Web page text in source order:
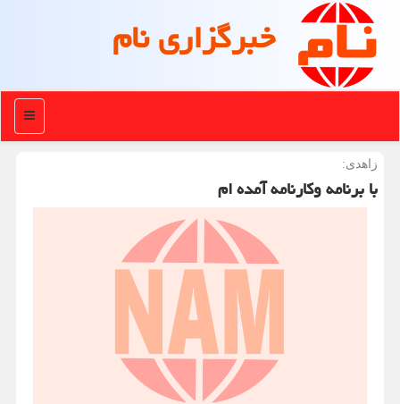
خبرگزاری نام
منو
زاهدی:
با برنامه وکارنامه آمده ام